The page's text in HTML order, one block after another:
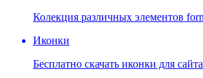
Колекция различных элементов
Иконки
Бесплатно скачать иконки для